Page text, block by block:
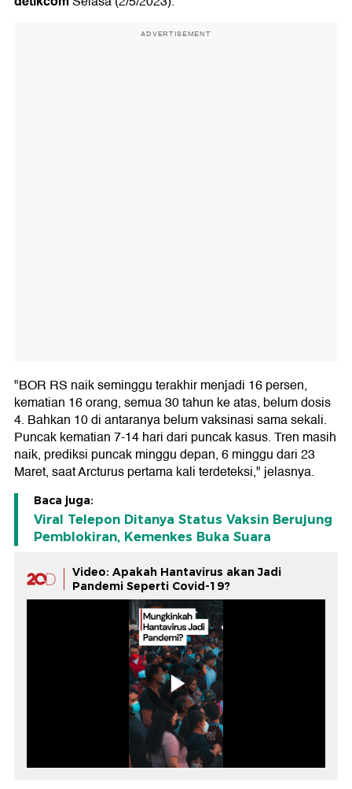
ADVERTISEMENT
"BOR RS naik seminggu terakhir menjadi 16 persen,
kematian 16 orang, semua 30 tahun ke atas, belum dosis
4. Bahkan 10 di antaranya belum vaksinasi sama sekali.
Puncak kematian 7-14 hari dari puncak kasus. Tren masih
naik, prediksi puncak minggu depan, 6 minggu dari 23
Maret, saat Arcturus pertama kali terdeteksi," jelasnya.
Baca juga:
Viral Telepon Ditanya Status Vaksin Berujung
Pemblokiran, Kemenkes Buka Suara
Video: Apakah Hantavirus akan Jadi
Pandemi Seperti Covid-19?